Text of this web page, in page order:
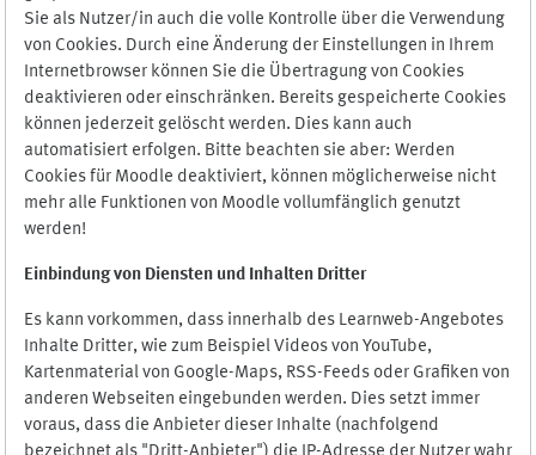
Sie als Nutzer/in auch die volle Kontrolle über die Verwendung
von Cookies. Durch eine Änderung der Einstellungen in Ihrem
Internetbrowser können Sie die Übertragung von Cookies
deaktivieren oder einschränken. Bereits gespeicherte Cookies
können jederzeit gelöscht werden. Dies kann auch
automatisiert erfolgen. Bitte beachten sie aber: Werden
Cookies für Moodle deaktiviert, können möglicherweise nicht
mehr alle Funktionen von Moodle vollumfänglich genutzt
werden!
Einbindung von Diensten und Inhalten Dritter
Es kann vorkommen, dass innerhalb des Learnweb-Angebotes
Inhalte Dritter, wie zum Beispiel Videos von YouTube,
Kartenmaterial von Google-Maps, RSS-Feeds oder Grafiken von
anderen Webseiten eingebunden werden. Dies setzt immer
voraus, dass die Anbieter dieser Inhalte (nachfolgend